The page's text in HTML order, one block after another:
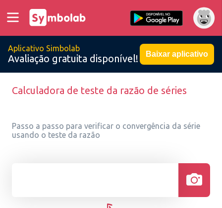
Aplicativo Simbolab
Avaliação gratuita disponível! Baixar aplicativo
Calculadora de teste da razão de séries
Passo a passo para verificar o convergência da série
usando o teste da razão